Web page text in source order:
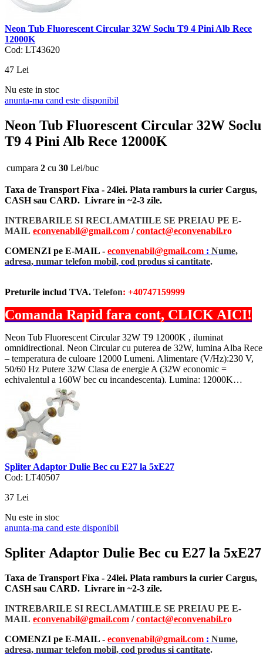
Neon Tub Fluorescent Circular 32W Soclu T9 4 Pini Alb Rece
12000K
Cod: LT43620
47 Lei
Nu este in stoc
anunta-ma cand este disponibil
Neon Tub Fluorescent Circular 32W Soclu
T9 4 Pini Alb Rece 12000K
cumpara 2 cu 30 Lei/buc
Taxa de Transport Fixa - 24lei. Plata ramburs la curier Cargus,
CASH sau CARD. Livrare in ~2-3 zile.
INTREBARILE SI RECLAMATIILE SE PREIAU PE E-
MAIL econvenabil@gmail.com /contact@econvenabil.ro
COMENZI pe E-MAIL - econvenabil@gmail.com : Nume,
adresa, numar telefon mobil, cod produs si cantitate.
Preturile includ TVA. Telefon: +40747159999
Comanda Rapid fara cont, CLICK AICI!
Neon Tub Fluorescent Circular 32W T9 12000K , iluminat
omnidirectional. Neon Circular cu puterea de 32W, lumina Alba Rece
– temperatura de culoare 12000 Lumeni. Alimentare (V/Hz):230 V,
50/60 Hz Putere 32W Clasa de energie A (32W economic =
echivalentul a 160W bec cu incandescenta). Lumina: 12000K…
Spliter Adaptor Dulie Bec cu E27 la 5xE27
Cod: LT40507
37 Lei
Nu este in stoc
anunta-ma cand este disponibil
Spliter Adaptor Dulie Bec cu E27 la 5xE27
Taxa de Transport Fixa - 24lei. Plata ramburs la curier Cargus,
CASH sau CARD. Livrare in ~2-3 zile.
INTREBARILE SI RECLAMATIILE SE PREIAU PE E-
MAIL econvenabil@gmail.com /contact@econvenabil.ro
COMENZI pe E-MAIL - econvenabil@gmail.com : Nume,
adresa, numar telefon mobil, cod produs si cantitate.